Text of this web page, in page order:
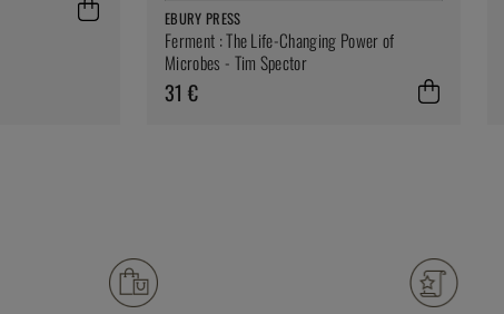
EBURY PRESS
Ferment : The Life-Changing Power of
Microbes - Tim Spector
31 €